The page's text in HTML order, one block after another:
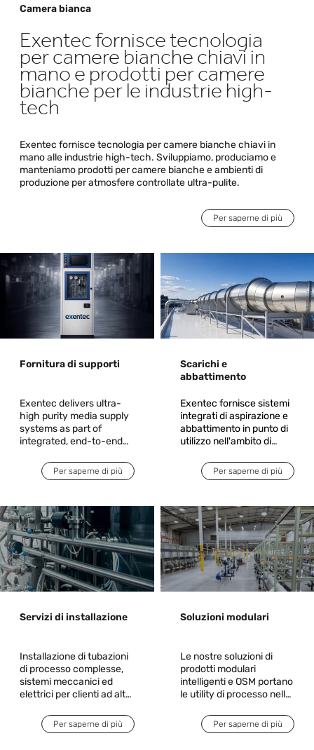
Camera bianca
Exentec fornisce tecnologia
per camere bianche chiavi in
mano e prodotti per camere
bianche per le industrie high-
tech
Exentec fornisce tecnologia per camere bianche chiavi in
mano alle industrie high-tech. Sviluppiamo, produciamo e
manteniamo prodotti per camere bianche e ambienti di
produzione per atmosfere controllate ultra-pulite.
Per saperne di più
Fornitura di supporti
Exentec delivers ultra-
high purity media supply
systems as part of
integrated, end-to-end
manufacturing
environments. Acting as
partner, Exentec takes
responsibility from
engineering and system
design through
installation,
commissioning, and
operational readiness.
Per saperne di più
Scarichi e
abbattimento
Exentec fornisce sistemi
integrati di aspirazione e
abbattimento in punto di
utilizzo nell'ambito di
ambienti produttivi critici.
Garantiamo la cattura e il
sicuro, conforme alle
normative e affidabile
delle emissioni derivanti
dai processi di
deposizione, incisione e
diffusione.
Per saperne di più
Servizi di installazione
Installazione di tubazioni
di processo complesse,
sistemi meccanici ed
elettrici per clienti ad alta
Per saperne di più
Soluzioni modulari
Le nostre soluzioni di
prodotti modulari
intelligenti e OSM portano
le utility di processo nelle
apparecchiature e
strumenti di capitale,
Per saperne di più